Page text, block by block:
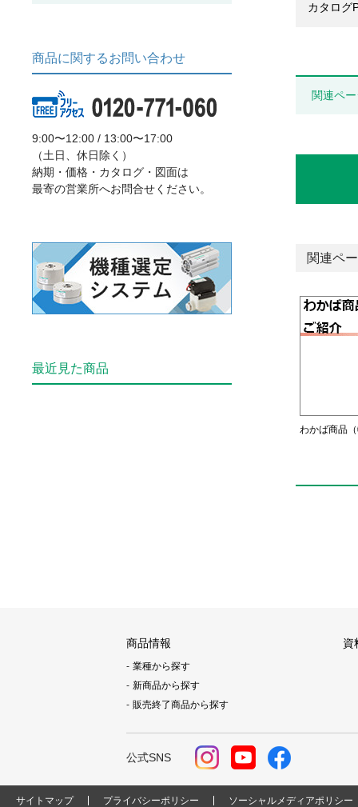
カタログ
関連ペ
関連ペ
わかば商品
商品に関するお問い合わせ
9:00〜12:00 / 13:00〜17:00
（土日、休日除く）
納期・価格・カタログ・図面は
最寄の営業所へお問合せください。
最近見た商品
商品情報
業種から探す
新商品から探す
販売終了商品から探す
資
公式SNS
サイトマップ プライバシーポリシー ソーシャルメディアポリシー